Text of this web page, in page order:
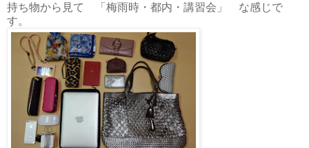
持ち物から見て 「梅雨時・都内・講習会」 な感じで
す。